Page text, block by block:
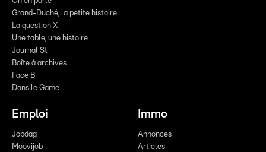
Grand-Duché, la petite histoire
La question X
Une table, une histoire
Journal St
Boîte à archives
Face B
Dans le Game
Emploi
Jobdag
Moovijob
Immo
Annonces
Articles